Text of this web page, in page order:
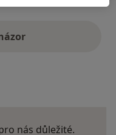
nás důležité.